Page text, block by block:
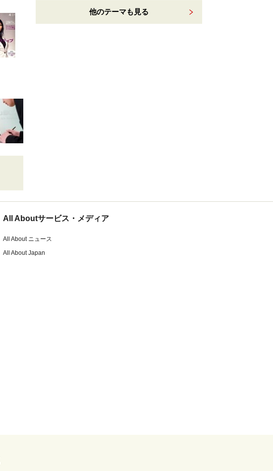
他のテーマも見る
All Aboutサービス・メディア
All About ニュース
All About Japan